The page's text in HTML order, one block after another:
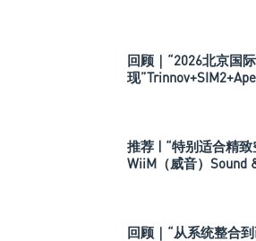
回顾｜“2026北京国
现
推荐 | “特别适合精致
WiiM（威音）Sound
回顾｜“从系统整合